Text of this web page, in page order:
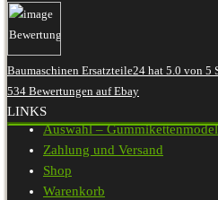
Baumaschinen Ersatzteile24 hat 5.0 von 5
534 Bewertungen auf Ebay
LINKS
Auswahl –
Zahlung und Versand
Shop
Warenkorb